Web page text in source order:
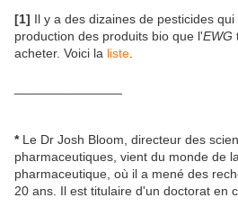
[1] Il y a des dizaines de pesticides
production des produits bio que l'EWG
acheter. Voici la liste
* Le Dr Josh Bloom, directeur des
pharmaceutiques, vient du monde de
pharmaceutique, où il a mené des
20 ans. Il est titulaire d'un doctorat en